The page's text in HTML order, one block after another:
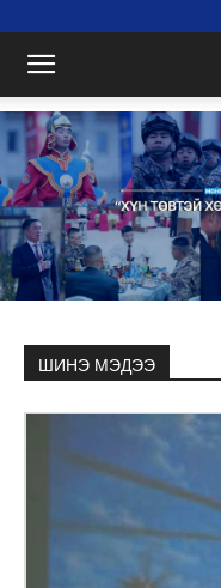
ШИНЭ МЭДЭЭ